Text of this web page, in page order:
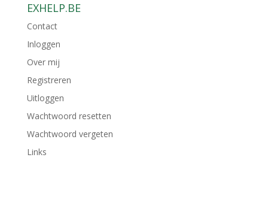
EXHELP.BE
Contact
Inloggen
Over mij
Registreren
Uitloggen
Wachtwoord resetten
Wachtwoord vergeten
Links